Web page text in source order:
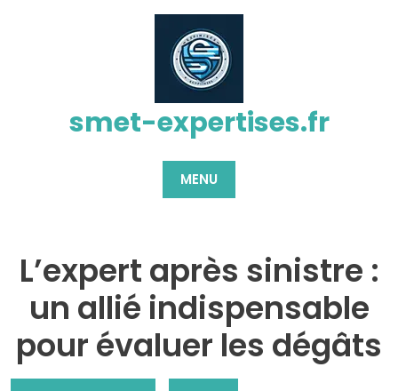
smet-expertises.fr
MENU
L’expert après sinistre :
un allié indispensable
pour évaluer les dégâts